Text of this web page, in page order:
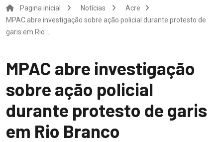
Pagina inicial Notícias
Acre
MPAC abre investigação sobre ação policial durante protesto de
garis em Rio ...
MPAC abre investigação
sobre ação policial
durante protesto de garis
em Rio Branco